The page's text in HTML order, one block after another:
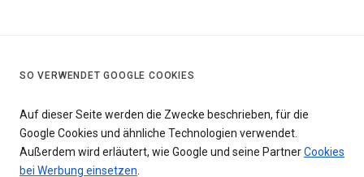
SO VERWENDET GOOGLE COOKIES
Auf dieser Seite werden die Zwecke beschrieben, für die
Google Cookies und ähnliche Technologien verwendet.
Außerdem wird erläutert, wie Google und seine PartnerCookies
bei Werbung einsetzen.